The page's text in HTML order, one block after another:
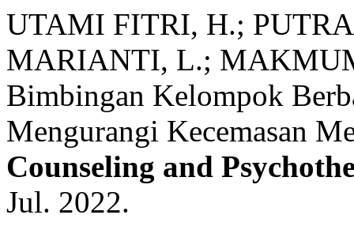
UTAMI FITRI, H.;
MARIANTI, L.;
Bimbingan Kelompok
Mengurangi Kecemasan
Counseling and
Jul. 2022.